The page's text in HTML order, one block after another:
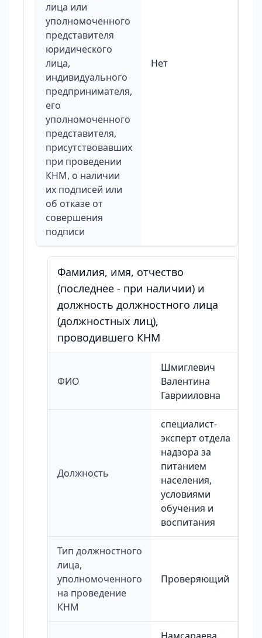
лица или
уполномоченного
представителя
юридического
лица,
индивидуального
предпринимателя,
его
уполномоченного
представителя,
присутствовавших
при проведении
КНМ, о наличии
их подписей или
об отказе от
совершения
подписи
Нет
Фамилия, имя, отчество
(последнее - при наличии) и
должность должностного лица
(должностных лиц),
проводившего КНМ
ФИО
Шмиглевич
Валентина
Гаврииловна
Должность
специалист-
эксперт отдела
надзора за
питанием
населения,
условиями
обучения и
воспитания
Тип должностного
лица,
уполномоченного
на проведение
КНМ
Проверяющий